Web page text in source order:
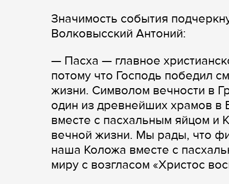
Значимость события
Волковысский Антоний:
— Пасха — главное
потому что Господь победил
жизни. Символом вечности в
один из древнейших храмов в
вместе с пасхальным яйцом и
вечной жизни. Мы рады, что
наша Коложа вместе с
миру с возгласом «Христос